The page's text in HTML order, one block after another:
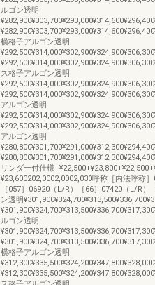
ルゴン透明
横格子アルゴン透明
ス格子アルゴン透明
アルゴン透明
アルゴン透明
リンダー付仕様
¥23,600202,0002,0002,030呼称［内法呼称］
［057］06920（L/R）［66］07420（L/R）
ン透明
ルゴン透明
横格子アルゴン透明